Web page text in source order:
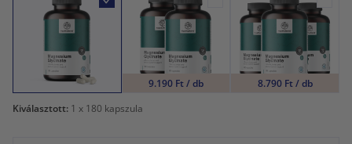
9.190 Ft / db
8.790 Ft / db
Kiválasztott: 1 x 180 kapszula